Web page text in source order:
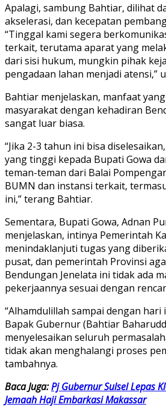
Apalagi, sambung Bahtiar, dilihat
akselerasi, dan kecepatan
“Tinggal kami segera
terkait, terutama aparat yang
dari sisi hukum, mungkin pihak
pengadaan lahan menjadi atensi,”
Bahtiar menjelaskan, manfaat
masyarakat dengan kehadiran
sangat luar biasa.
“Jika 2-3 tahun ini bisa
yang tinggi kepada Bupati Gowa
teman-teman dari Balai
BUMN dan instansi terkait,
ini,” terang Bahtiar.
Sementara, Bupati Gowa, Adnan
menjelaskan, intinya Pemerintah
menindaklanjuti tugas yang
pusat, dan pemerintah Provinsi
Bendungan Jenelata ini tidak ada
pekerjaannya sesuai dengan
“Alhamdulillah sampai dengan
Bapak Gubernur (Bahtiar
menyelesaikan seluruh
tidak akan menghalangi proses
tambahnya.
Baca Juga:Pj Gubernur Sulsel Lepas
Jemaah Haji Embarkasi Makassar